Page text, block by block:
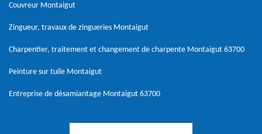
Couvreur Montaigut
Zingueur, travaux de zingueries Montaigut
Charpentier, traitement et changement de charpente Montaigut 63700
Peinture sur tuile Montaigut
Entreprise de désamiantage Montaigut 63700